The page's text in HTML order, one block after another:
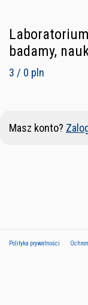
badamy,
3 / 0 pln
Masz konto?
Polityka prywatności